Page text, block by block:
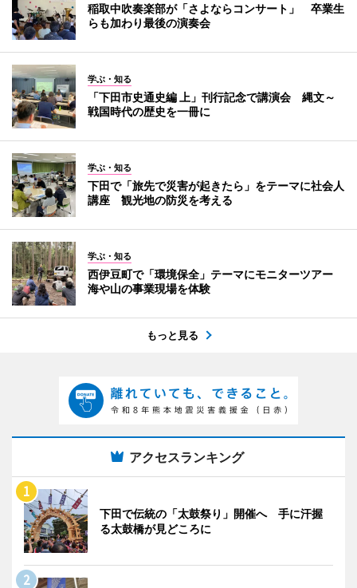
稲取中吹奏楽部が「さよならコンサート」 卒業生
らも加わり最後の演奏会
学ぶ・知る
「下田市史通史編 上」刊行記念で講演会 縄文～
戦国時代の歴史を一冊に
学ぶ・知る
下田で「旅先で災害が起きたら」をテーマに社会人
講座 観光地の防災を考える
学ぶ・知る
西伊豆町で「環境保全」テーマにモニターツアー
海や山の事業現場を体験
もっと見る
アクセスランキング
下田で伝統の「太鼓祭り」開催へ 手に汗握
る太鼓橋が見どころに